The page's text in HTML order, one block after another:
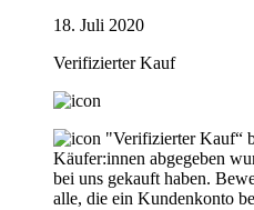
18. Juli 2020
Verifizierter Kauf
"Verifizierter Kauf“
Käufer:innen abgegeben
bei uns gekauft haben.
alle, die ein Kundenkonto